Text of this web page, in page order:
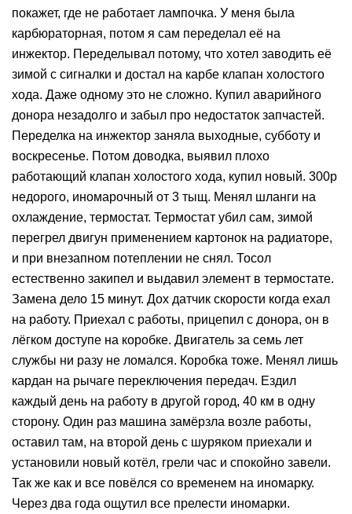
покажет, где не работает лампочка. У меня была
карбюраторная, потом я сам переделал её на
инжектор. Переделывал потому, что хотел заводить её
зимой с сигналки и достал на карбе клапан холостого
хода. Даже одному это не сложно. Купил аварийного
донора незадолго и забыл про недостаток запчастей.
Переделка на инжектор заняла выходные, субботу и
воскресенье. Потом доводка, выявил плохо
работающий клапан холостого хода, купил новый. 300р
недорого, иномарочный от 3 тыщ. Менял шланги на
охлаждение, термостат. Термостат убил сам, зимой
перегрел двигун применением картонок на радиаторе,
и при внезапном потеплении не снял. Тосол
естественно закипел и выдавил элемент в термостате.
Замена дело 15 минут. Дох датчик скорости когда ехал
на работу. Приехал с работы, прицепил с донора, он в
лёгком доступе на коробке. Двигатель за семь лет
службы ни разу не ломался. Коробка тоже. Менял лишь
кардан на рычаге переключения передач. Ездил
каждый день на работу в другой город, 40 км в одну
сторону. Один раз машина замёрзла возле работы,
оставил там, на второй день с шуряком приехали и
установили новый котёл, грели час и спокойно завели.
Так же как и все повёлся со временем на иномарку.
Через два года ощутил все прелести иномарки.